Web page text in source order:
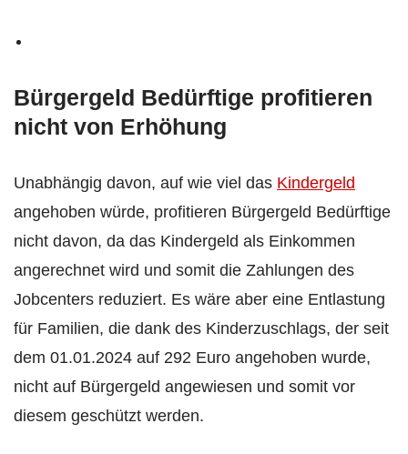
Bürgergeld Bedürftige profitieren
nicht von Erhöhung
Unabhängig davon, auf wie viel das Kindergeld
angehoben würde, profitieren Bürgergeld Bedürftige
nicht davon, da das Kindergeld als Einkommen
angerechnet wird und somit die Zahlungen des
Jobcenters reduziert. Es wäre aber eine Entlastung
für Familien, die dank des Kinderzuschlags, der seit
dem 01.01.2024 auf 292 Euro angehoben wurde,
nicht auf Bürgergeld angewiesen und somit vor
diesem geschützt werden.